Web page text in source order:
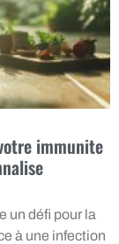
immunite
un défi pour la
à une infection